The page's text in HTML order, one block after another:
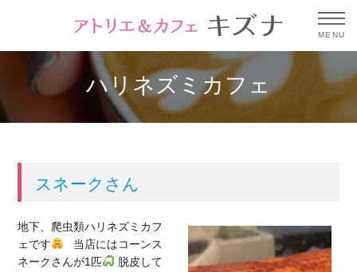
MENU
ハリネズミカフェ
スネークさん
地下、爬虫類ハリネズミカフ
ェです
当店にはコーンス
ネークさんが1匹
脱皮して